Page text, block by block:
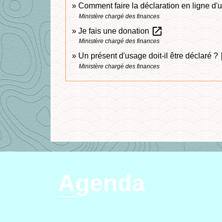
Comment faire la déclaration en ligne
Ministère chargé des finances
Je fais une donation open_in_new
Ministère chargé des finances
Un présent d'usage doit-il être déclaré ?
Ministère chargé des finances
Agenda